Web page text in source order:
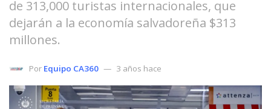
de 313,000 turistas internacionales, que
dejarán a la economía salvadoreña $313
millones.
Por Equipo CA360 3 años hace